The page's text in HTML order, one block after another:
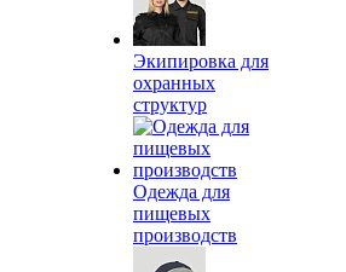
Экипировка для
охранных
структур
Одежда для
пищевых
производств